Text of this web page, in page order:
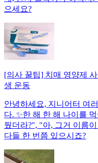
으세요?
[의사 꿀팁] 치매 영양제
생 운동
안녕하세요, 지니어터 여
다. ✨한 해 한 해 나이를
뒀더라?", "아, 그거 이름
다들 한 번쯤 있으시죠?